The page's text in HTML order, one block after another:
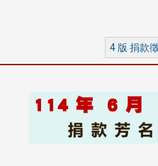
4 版 捐款